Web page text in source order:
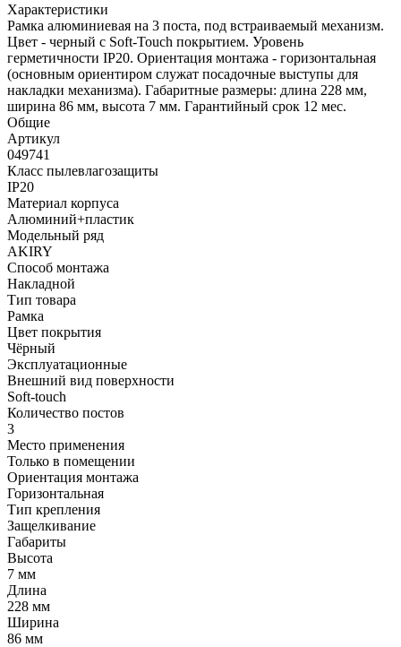
Характеристики
Рамка алюминиевая на 3 поста, под встраиваемый механизм.
Цвет - черный с Soft-Touch покрытием. Уровень
герметичности IP20. Ориентация монтажа - горизонтальная
(основным ориентиром служат посадочные выступы для
накладки механизма). Габаритные размеры: длина 228 мм,
ширина 86 мм, высота 7 мм. Гарантийный срок 12 мес.
Общие
Артикул
049741
Класс пылевлагозащиты
IP20
Материал корпуса
Алюминий+пластик
Модельный ряд
AKIRY
Способ монтажа
Накладной
Тип товара
Рамка
Цвет покрытия
Чёрный
Эксплуатационные
Внешний вид поверхности
Soft-touch
Количество постов
3
Место применения
Только в помещении
Ориентация монтажа
Горизонтальная
Тип крепления
Защелкивание
Габариты
Высота
7 мм
Длина
228 мм
Ширина
86 мм